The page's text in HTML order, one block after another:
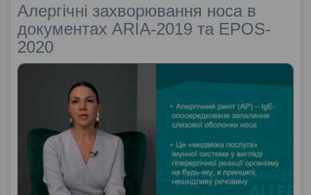
Алергічні захворювання носа в
документах ARIA-2019 та EPOS-
2020